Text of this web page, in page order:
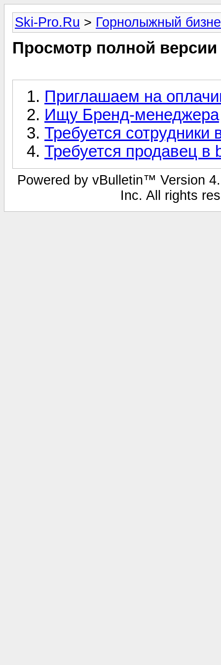
Ski-Pro.Ru > Горнолыжный
Просмотр полной
Приглашаем на
Ищу Бренд-менеджера
Требуется сотрудники
Требуется продавец в
Powered by vBulletin™ Version
Inc. All rights